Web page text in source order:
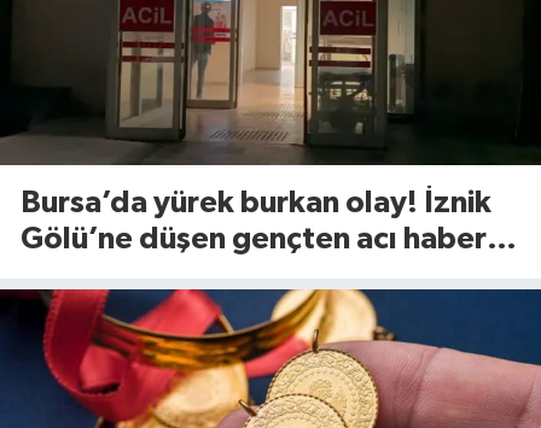
Bursa’da yürek burkan olay! İznik
Gölü’ne düşen gençten acı haber